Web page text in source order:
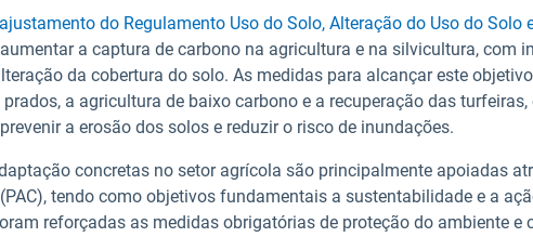
do Regulamento Uso do Solo, Alteração do Uso do Solo
a captura de carbono na agricultura e na silvicultura, com
da cobertura do solo. As medidas para alcançar este
a agricultura de baixo carbono e a recuperação das
a erosão dos solos e reduzir o risco de inundações.
concretas no setor agrícola são principalmente apoiadas
(PAC), tendo como objetivos fundamentais a sustentabilidade e a
reforçadas as medidas obrigatórias de proteção do ambiente e